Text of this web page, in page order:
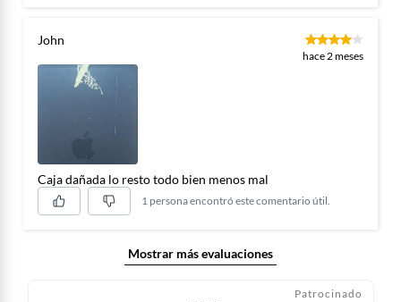
John
hace 2 meses
Caja dañada lo resto todo bien menos mal
1 persona encontró este comentario útil.
Mostrar más evaluaciones
Patrocinado